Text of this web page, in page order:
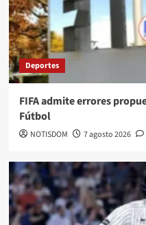
Deportes
FIFA admite errores
Fútbol
NOTISDOM 7 agosto 2026